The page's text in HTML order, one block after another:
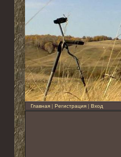
Главная | Регистрация | Вход